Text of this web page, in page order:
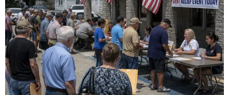
Cơ quan an ninh Ukraine cho biết đợt huấn luyện
này là nhằm tăng cường khả năng phối hợp liên
ngành trong các hoạt động chống khủng bố tại
các cơ sở hạ tầng quan trọng.